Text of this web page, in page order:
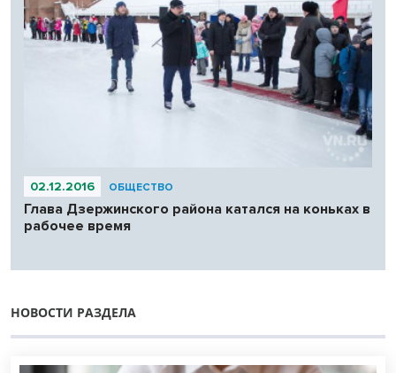
02.12.2016 ОБЩЕСТВО
Глава Дзержинского района катался на коньках в
рабочее время
НОВОСТИ РАЗДЕЛА